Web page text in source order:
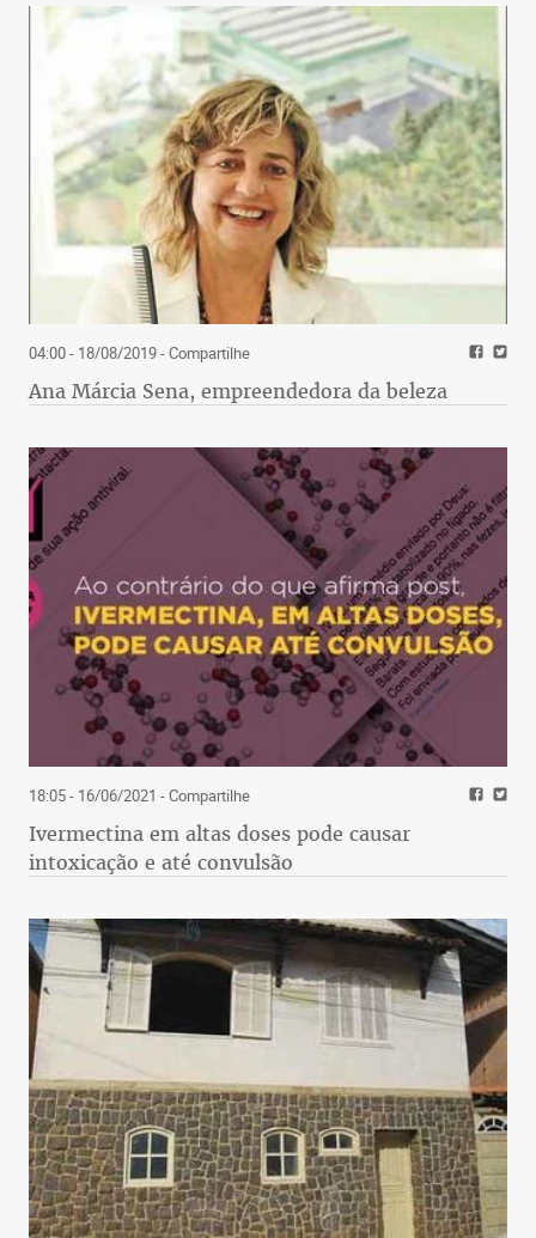
04:00 - 18/08/2019- Compartilhe
Ana Márcia Sena, empreendedora da beleza
18:05 - 16/06/2021 - Compartilhe
Ivermectina em altas doses pode causar
intoxicação e até convulsão